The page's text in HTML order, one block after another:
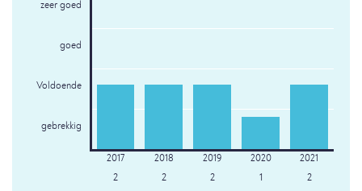
zeer goed
goed
Voldoende
gebrekkig
2 2 2 1 2